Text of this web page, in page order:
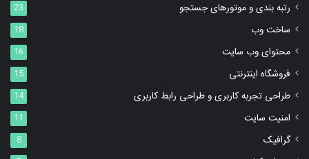
رتبه بندی و موتورهای جستجو 23
ساخت وب 18
محتوای وب سایت 16
فروشگاه اینترنتی 15
طراحی تجربه کاربری و طراحی رابط کاربری 14
امنیت سایت 11
گرافیک 8